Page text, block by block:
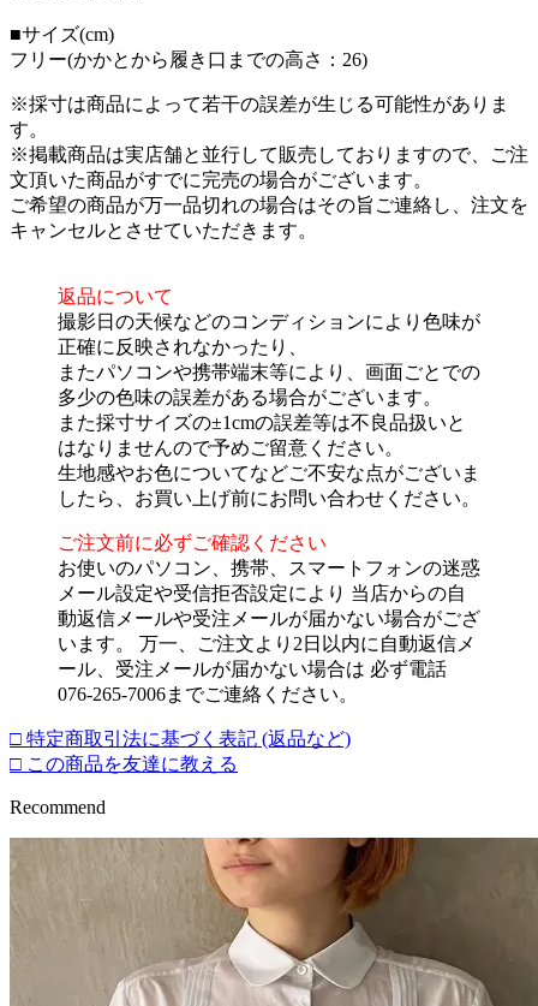
■サイズ(cm)
フリー(かかとから履き口までの高さ：26)
※採寸は商品によって若干の誤差が生じる可能性がありま
す。
※掲載商品は実店舗と並行して販売しておりますので、ご注
文頂いた商品がすでに完売の場合がございます。
ご希望の商品が万一品切れの場合はその旨ご連絡し、注文を
キャンセルとさせていただきます。
返品について
撮影日の天候などのコンディションにより色味が
正確に反映されなかったり、
またパソコンや携帯端末等により、画面ごとでの
多少の色味の誤差がある場合がございます。
また採寸サイズの±1cmの誤差等は不良品扱いと
はなりませんので予めご留意ください。
生地感やお色についてなどご不安な点がございま
したら、お買い上げ前にお問い合わせください。
ご注文前に必ずご確認ください
お使いのパソコン、携帯、スマートフォンの迷惑
メール設定や受信拒否設定により 当店からの自
動返信メールや受注メールが届かない場合がござ
います。 万一、ご注文より2日以内に自動返信メ
ール、受注メールが届かない場合は 必ず電話
076-265-7006までご連絡ください。
□ 特定商取引法に基づく表記 (返品など)
□ この商品を友達に教える
Recommend